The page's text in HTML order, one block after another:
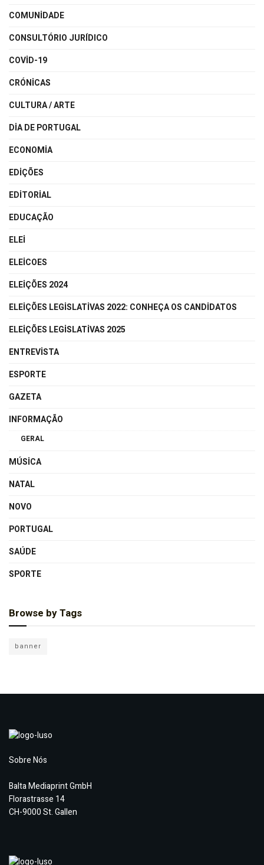
COMUNIDADE
CONSULTÓRIO JURÍDICO
COVID-19
CRÓNICAS
CULTURA / ARTE
DIA DE PORTUGAL
ECONOMIA
EDIÇÕES
EDITORIAL
EDUCAÇÃO
ELEI
ELEICOES
ELEIÇÕES 2024
ELEIÇÕES LEGISLATIVAS 2022: CONHEÇA OS CANDIDATOS
ELEIÇÕES LEGISLATIVAS 2025
ENTREVISTA
ESPORTE
GAZETA
INFORMAÇÃO
GERAL
MÚSICA
NATAL
NOVO
PORTUGAL
SAÚDE
SPORTE
Browse by Tags
banner
Sobre Nós
Balta Mediaprint GmbH
Florastrasse 14
CH-9000 St. Gallen